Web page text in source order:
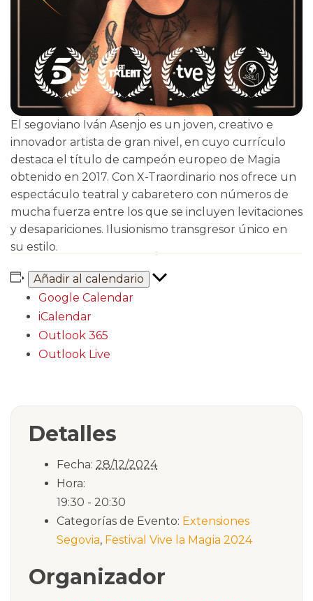
El segoviano Iván Asenjo es un joven, creativo e
innovador artista de gran nivel, en cuyo currículo
destaca el título de campeón europeo de Magia
obtenido en 2017. Con X-Traordinario nos ofrece un
espectáculo teatral y cabaretero con números de
mucha fuerza entre los que se incluyen levitaciones
y desapariciones. Ilusionismo transgresor único en
su estilo.
Añadir al calendario
Google Calendar
iCalendar
Outlook 365
Outlook Live
Detalles
Fecha: 28/12/2024
Hora:
19:30 - 20:30
Categorías de Evento: Extensiones
Segovia, Festival Vive la Magia 2024
Organizador